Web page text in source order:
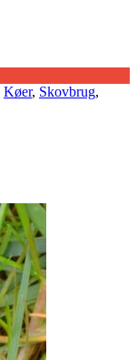
Køer, Skovbrug,